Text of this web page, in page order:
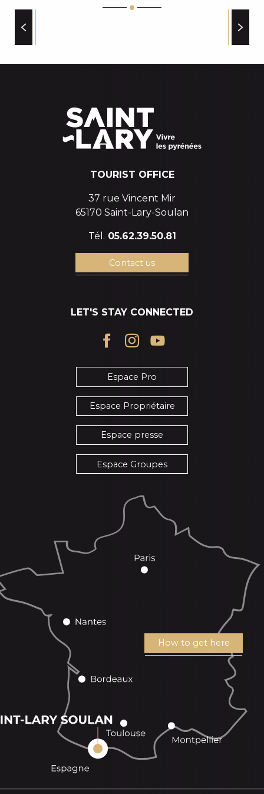
DECHETTERIE DE CAMOU
DISTRIBUTEUR AUTOMATIQUE DU PLA - CRÉDIT
GUICHET INITIATIVE PLURIACTIVITE EMPLOI (GIPE)
SECOURS EN MONTAGNE CRS PYRENEES
TOURIST OFFICE
37 rue Vincent Mir
65170 Saint-Lary-Soulan
Tél. 05.62.39.50.81
Contact us
LET'S STAY CONNECTED
Espace Pro
Espace Propriétaire
Espace presse
Espace Groupes
How to get here